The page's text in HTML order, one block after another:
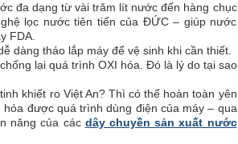
đa dạng từ vài trăm lít nước đến hàng chục
lọc nước tiên tiến của ĐỨC – giúp nước
FDA.
dàng tháo lắp máy để vệ sinh khi cần thiết.
lại quá trình OXI hóa. Đó là lý do tại sao
khiết ro Việt An? Thì có thể hoàn toàn yên
được quá trình dùng điện của máy – qua
năng của các dây chuyền sản xuất nước